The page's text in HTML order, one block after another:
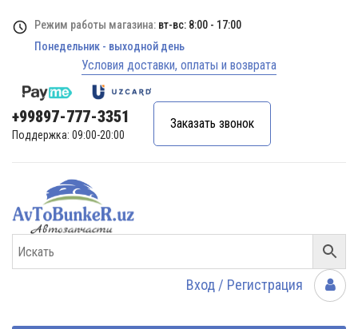
Режим работы магазина: вт-вс: 8:00 - 17:00
Понедельник - выходной день
Условия доставки, оплаты и возврата
+99897-777-3351
Поддержка: 09:00-20:00
Заказать звонок
Вход / Регистрация